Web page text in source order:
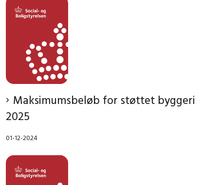
Maksimumsbeløb for støttet byggeri
2025
01-12-2024